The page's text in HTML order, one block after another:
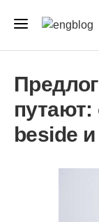
путают:
beside